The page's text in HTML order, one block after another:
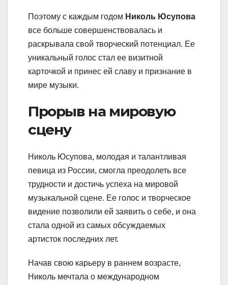
Поэтому с каждым годом Николь Юсупова
все больше совершенствовалась и
раскрывала свой творческий потенциал. Ее
уникальный голос стал ее визитной
карточкой и принес ей славу и признание в
мире музыки.
Прорыв на мировую
сцену
Николь Юсупова, молодая и талантливая
певица из России, смогла преодолеть все
трудности и достичь успеха на мировой
музыкальной сцене. Ее голос и творческое
видение позволили ей заявить о себе, и она
стала одной из самых обсуждаемых
артисток последних лет.
Начав свою карьеру в раннем возрасте,
Николь мечтала о международном